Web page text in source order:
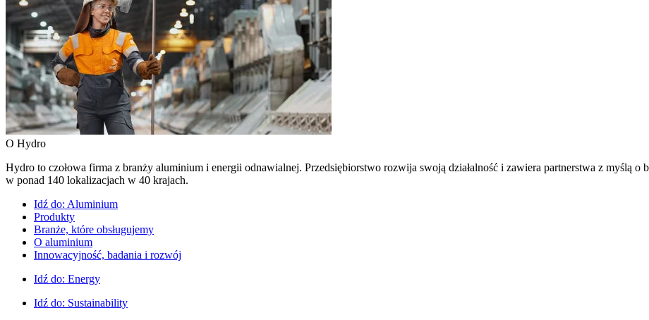
O Hydro
Hydro to czołowa firma z branży aluminium i energii odnawialnej. Przedsiębiorstwo rozwija swoją działalność i zawiera partnerstwa z myślą o
w ponad 140 lokalizacjach w 40 krajach.
Idź do: Aluminium
Produkty
Branże, które obsługujemy
O aluminium
Innowacyjność, badania i rozwój
Idź do: Energy
Idź do: Sustainability